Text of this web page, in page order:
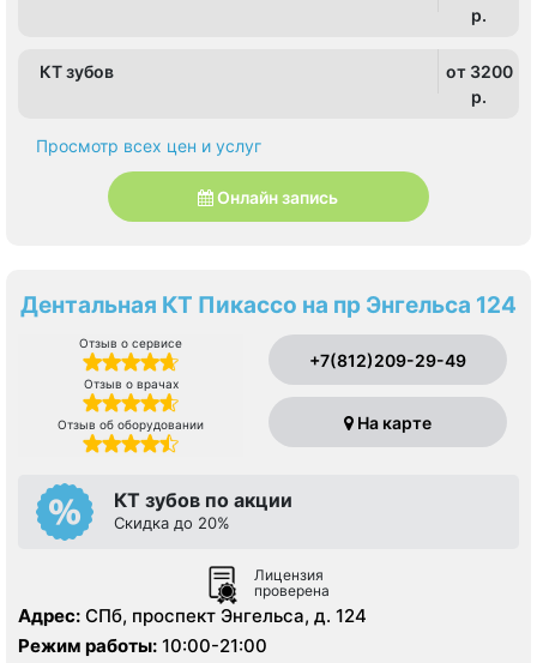
p.
КТ зубов
от 3200
p.
Просмотр всех цен и услуг
Онлайн запись
Дентальная КТ Пикассо на пр Энгельса 124
Отзыв о сервисе
Отзыв о врачах
Отзыв об оборудовании
+7(812)209-29-49
На карте
КТ зубов по акции
Cкидка до 20%
Лицензия
проверена
Адрес: СПб, проспект Энгельса, д. 124
Режим работы: 10:00-21:00